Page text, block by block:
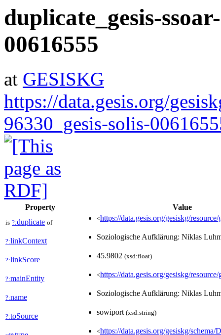
duplicate_gesis-
00616555
at GESISKG
https://data.gesis.org/
96330_gesis-solis-
Property Value
is ?:duplicate of
<https://data.gesis.org/gesiskg/resource/
?:linkContext Soziologische Aufklärung: Niklas
?:linkScore 45.9802 (xsd:float)
?:mainEntity <https://data.gesis.org/gesiskg/
?:name Soziologische Aufklärung: Niklas
?:toSource sowiport (xsd:string)
<https://data.gesis.org/gesiskg/schema/